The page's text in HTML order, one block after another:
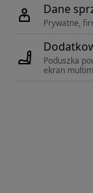
Dane
Prywatne,
Poduszka
ekran